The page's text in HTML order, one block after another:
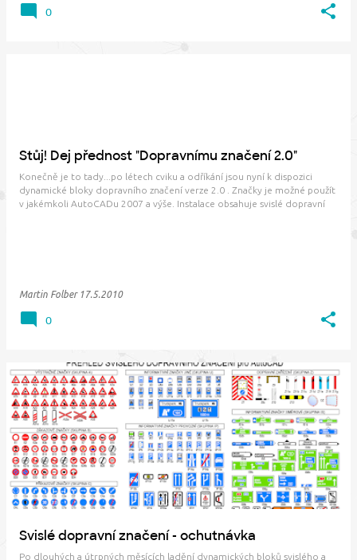
0
Stůj! Dej přednost "Dopravnímu značení 2.0"
Konečně je to tady...po létech cviku a odříkání jsou nyní k dispozici
dynamické bloky dopravního značení verze 2.0 . Značky je možné použít
v jakémkoli AutoCADu 2007 a výše. Instalace obsahuje svislé dopravní
Martin Folber 17.5.2010
0
Svislé dopravní značení - ochutnávka
Po dlouhých a útrpných měsících ladění dynamických bloků svislého a